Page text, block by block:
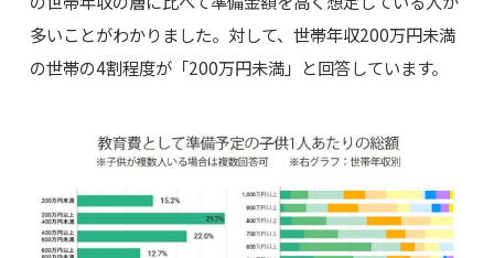
多いことがわかりました。対して、世帯年収200万円未満
の世帯の4割程度が「200万円未満」と回答しています。